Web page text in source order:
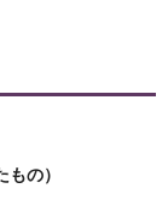
の）